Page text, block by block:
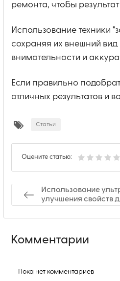
ремонта, чтобы
Использование техники
сохраняя их внешний
внимательности и
Если правильно
отличных результатов и
Статьи
Оцените статью:
Использование
улучшения свойств
Комментарии
Пока нет комментариев